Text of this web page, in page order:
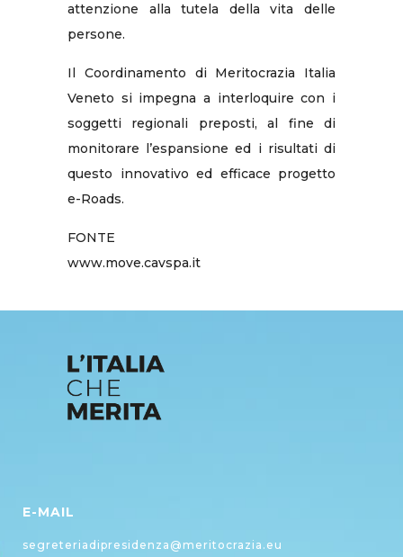
attenzione alla tutela della vita delle
persone.
Il Coordinamento di Meritocrazia Italia
Veneto si impegna a interloquire con i
soggetti regionali preposti, al fine di
monitorare l’espansione ed i risultati di
questo innovativo ed efficace progetto
e-Roads.
FONTE
www.move.cavspa.it
E-MAIL
segreteriadipresidenza@meritocrazia.eu